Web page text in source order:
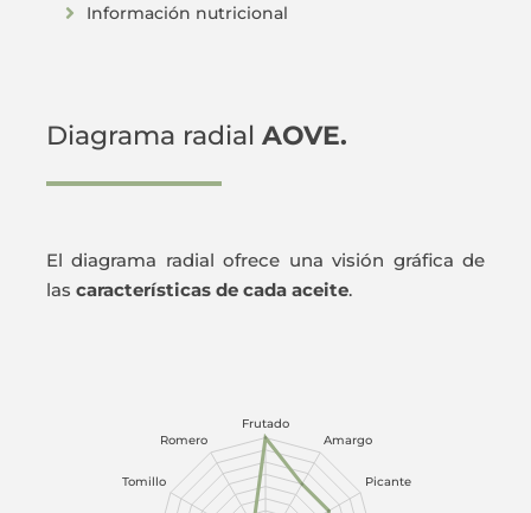
Información nutricional
Diagrama radial AOVE.
El diagrama radial ofrece una visión gráfica de
las características de cada aceite.